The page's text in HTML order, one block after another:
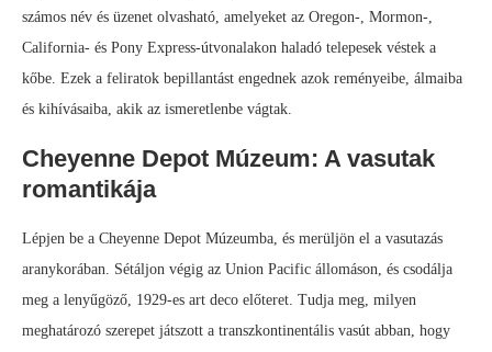
számos név és üzenet olvasható, amelyeket az Oregon-, Mormon-,
California- és Pony Express-útvonalakon haladó telepesek véstek a
kőbe. Ezek a feliratok bepillantást engednek azok reményeibe, álmaiba
és kihívásaiba, akik az ismeretlenbe vágtak.
Cheyenne Depot Múzeum: A vasutak
romantikája
Lépjen be a Cheyenne Depot Múzeumba, és merüljön el a vasutazás
aranykorában. Sétáljon végig az Union Pacific állomáson, és csodálja
meg a lenyűgöző, 1929-es art deco előteret. Tudja meg, milyen
meghatározó szerepet játszott a transzkontinentális vasút abban, hogy